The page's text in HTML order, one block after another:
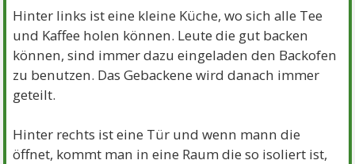
Hinter links ist eine kleine Küche, wo sich alle Tee
und Kaffee holen können. Leute die gut backen
können, sind immer dazu eingeladen den Backofen
zu benutzen. Das Gebackene wird danach immer
geteilt.
Hinter rechts ist eine Tür und wenn mann die
öffnet, kommt man in eine Raum die so isoliert ist,